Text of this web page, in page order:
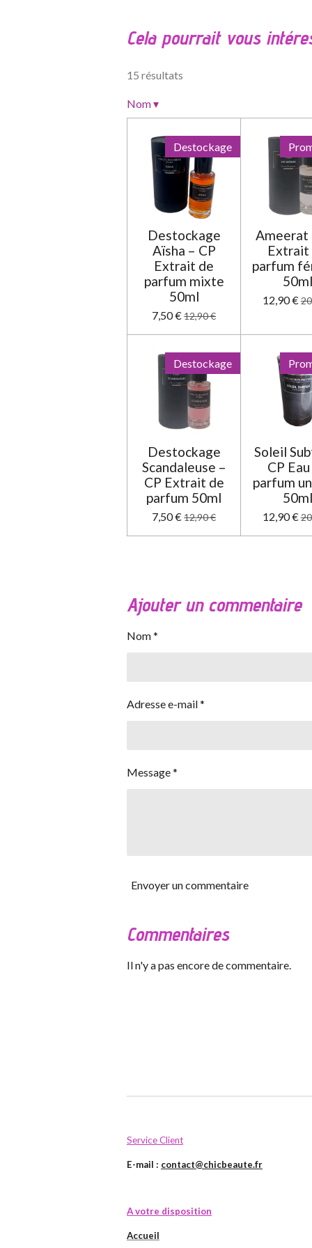
u
t
o
n
Cela pourrait vous
15 résultats
Nom▾
Destockage
Destockage
Aïsha – CP
Extrait de
parfum mixte
50ml
7,50 €12,90 €
Ameerat
Extrait
parfum
50ml
12,90 €
Destockage
Destockage
Scandaleuse –
CP Extrait de
parfum 50ml
7,50 €12,90 €
Soleil
CP
parfum
50ml
12,90 €
Ajouter un commentaire
Nom *
Adresse e-mail *
Message *
Envoyer un commentaire
Commentaires
Il n'y a pas encore de commentaire.
Service Client
E-mail : contact@chicbeaute.fr
A votre disposition
Accueil